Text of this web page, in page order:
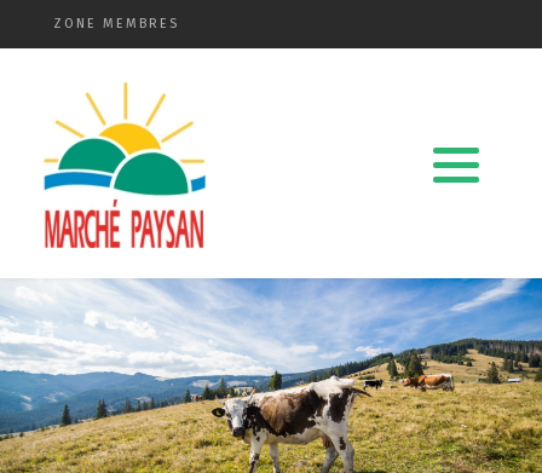
ZONE MEMBRES
Qui sommes-nous ?
La charte
Le comité
Le matériel membres
Devenir membre
Revue de presse